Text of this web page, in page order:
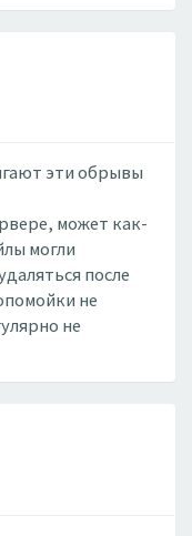
эти обрывы
может как-
могли
после
не
не